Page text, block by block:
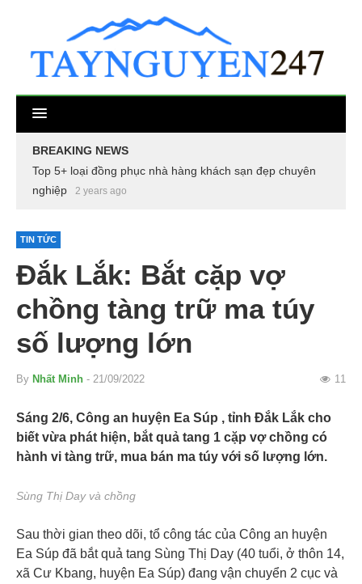
BREAKING NEWS
Top 5+ loại đồng phục nhà hàng khách sạn đẹp chuyên
nghiệp
2 years ago
TIN TỨC
Đắk Lắk: Bắt cặp vợ
chồng tàng trữ ma túy
số lượng lớn
By Nhất Minh - 21/09/2022 11
Sáng 2/6, Công an huyện Ea Súp , tỉnh Đắk Lắk cho
biết vừa phát hiện, bắt quả tang 1 cặp vợ chồng có
hành vi tàng trữ, mua bán ma túy với số lượng lớn.
Sùng Thị Day và chồng
Sau thời gian theo dõi, tổ công tác của Công an huyện
Ea Súp đã bắt quả tang Sùng Thị Day (40 tuổi, ở thôn 14,
xã Cư Kbang, huyện Ea Súp) đang vận chuyển 2 cục và